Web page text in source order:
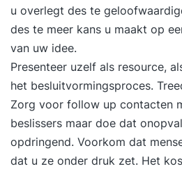
u overlegt des te
des te meer kans u maakt op
van uw idee.
Presenteer uzelf als resource,
het besluitvormingsproces.
Zorg voor follow up contacten
beslissers maar doe dat
opdringend. Voorkom dat
dat u ze onder druk zet. Het